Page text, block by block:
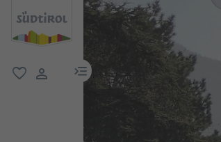
menu link